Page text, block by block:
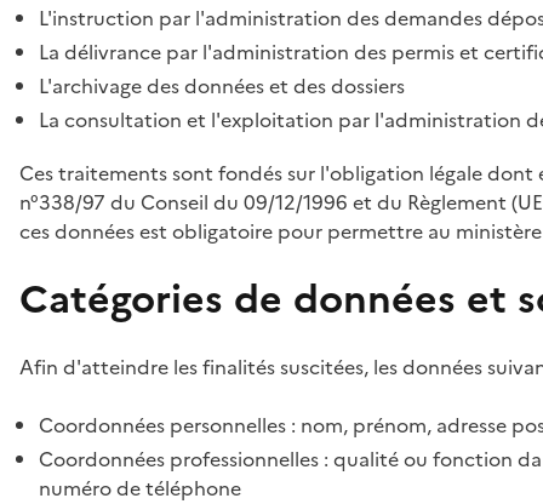
L'instruction par l'administration des demandes
La délivrance par l'administration des permis et
L'archivage des données et des dossiers
La consultation et l'exploitation par l'administration
Ces traitements sont fondés sur l'obligation légale
n°338/97 du Conseil du 09/12/1996 et du Règlement
ces données est obligatoire pour permettre au
Catégories de données et
Afin d'atteindre les finalités suscitées, les données
Coordonnées personnelles : nom, prénom, adresse
Coordonnées professionnelles : qualité ou fonction
numéro de téléphone